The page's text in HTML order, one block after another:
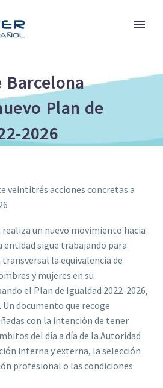
Barcelona
Plan de
2026
veintitrés acciones concretas a
un nuevo movimiento hacia
entidad sigue trabajando para
la equivalencia de
y mujeres en su
el Plan de Igualdad 2022-2026,
documento que recoge
con la intención de tener
del día a día de la Autoridad
interna y externa, la selección
profesional o las condiciones